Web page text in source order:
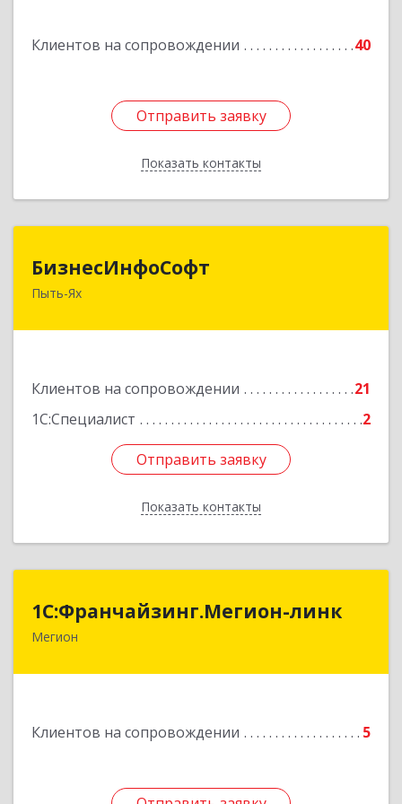
Клиентов на сопровождении 40
Отправить заявку
Показать контакты
Отправить заявку
Назад
БизнесИнфоСофт
Пыть-Ях
Клиентов на сопровождении
21
1С:Специалист
2
Отправить заявку
Показать контакты
БизнесИнфоСофт
628380, Ханты-Мансийский Автономный округ
Подробнее
Отправить заявку
Назад
1С:Франчайзинг.Мегион-линк
Мегион
Клиентов на сопровождении 5
1С:Франчайзинг.Мегион-линк